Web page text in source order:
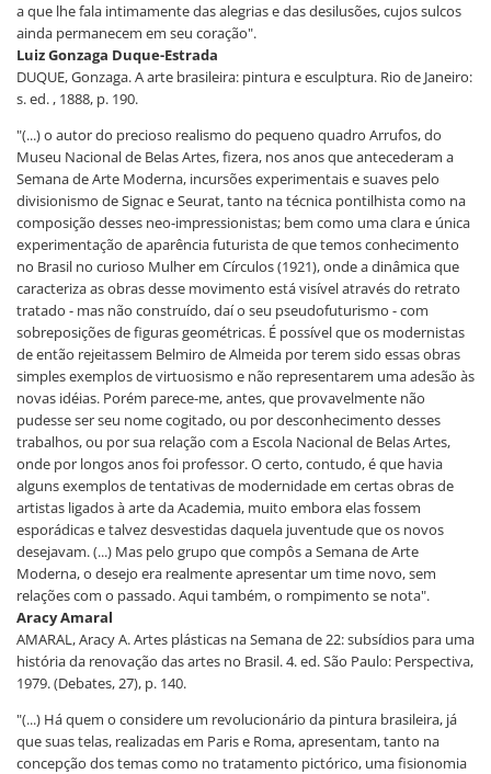
a que lhe fala intimamente das alegrias e das desilusões, cujos sulcos
ainda permanecem em seu coração".
Luiz Gonzaga Duque-Estrada
DUQUE, Gonzaga. A arte brasileira: pintura e esculptura. Rio de Janeiro:
s. ed. , 1888, p. 190.
"(...) o autor do precioso realismo do pequeno quadro Arrufos, do
Museu Nacional de Belas Artes, fizera, nos anos que antecederam a
Semana de Arte Moderna, incursões experimentais e suaves pelo
divisionismo de Signac e Seurat, tanto na técnica pontilhista como na
composição desses neo-impressionistas; bem como uma clara e única
experimentação de aparência futurista de que temos conhecimento
no Brasil no curioso Mulher em Círculos (1921), onde a dinâmica que
caracteriza as obras desse movimento está visível através do retrato
tratado - mas não construído, daí o seu pseudofuturismo - com
sobreposições de figuras geométricas. É possível que os modernistas
de então rejeitassem Belmiro de Almeida por terem sido essas obras
simples exemplos de virtuosismo e não representarem uma adesão às
novas idéias. Porém parece-me, antes, que provavelmente não
pudesse ser seu nome cogitado, ou por desconhecimento desses
trabalhos, ou por sua relação com a Escola Nacional de Belas Artes,
onde por longos anos foi professor. O certo, contudo, é que havia
alguns exemplos de tentativas de modernidade em certas obras de
artistas ligados à arte da Academia, muito embora elas fossem
esporádicas e talvez desvestidas daquela juventude que os novos
desejavam. (...) Mas pelo grupo que compôs a Semana de Arte
Moderna, o desejo era realmente apresentar um time novo, sem
relações com o passado. Aqui também, o rompimento se nota".
Aracy Amaral
AMARAL, Aracy A. Artes plásticas na Semana de 22: subsídios para uma
história da renovação das artes no Brasil. 4. ed. São Paulo: Perspectiva,
1979. (Debates, 27), p. 140.
"(...) Há quem o considere um revolucionário da pintura brasileira, já
que suas telas, realizadas em Paris e Roma, apresentam, tanto na
concepção dos temas como no tratamento pictórico, uma fisionomia